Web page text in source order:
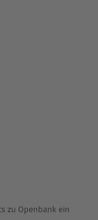
zu Openbank ein